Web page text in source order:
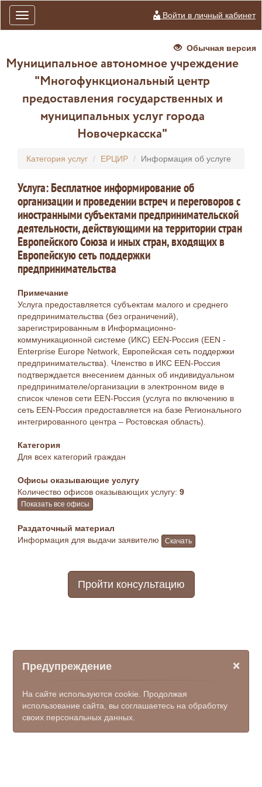
Toggle
navigation
Войти в личный кабинет
Обычная версия
Муниципальное автономное учреждение
"Многофункциональный центр
предоставления государственных и
муниципальных услуг города
Новочеркасска"
Категория услуг ЕРЦИР Информация об услуге
Услуга: Бесплатное информирование об
организации и проведении встреч и переговоров с
иностранными субъектами предпринимательской
деятельности, действующими на территории стран
Европейского Союза и иных стран, входящих в
Европейскую сеть поддержки
предпринимательства
Примечание
Услуга предоставляется субъектам малого и среднего
предпринимательства (без ограничений),
зарегистрированным в Информационно-
коммуникационной системе (ИКС) EEN-Россия (EEN -
Enterprise Europe Network, Европейская сеть поддержки
предпринимательства). Членство в ИКС EEN-Россия
подтверждается внесением данных об индивидуальном
предпринимателе/организации в электронном виде в
список членов сети EEN-Россия (услуга по включению в
сеть EEN-Россия предоставляется на базе Регионального
интегрированного центра – Ростовская область).
Категория
Для всех категорий граждан
Офисы оказывающие услугу
Количество офисов оказывающих услугу: 9
Показать все офисы
Раздаточный материал
Информация для выдачи заявителю
Скачать
Пройти консультацию
×
Предупреждение
На сайте используются cookie. Продолжая
использование сайта, вы соглашаетесь на обработку
своих персональных данных.